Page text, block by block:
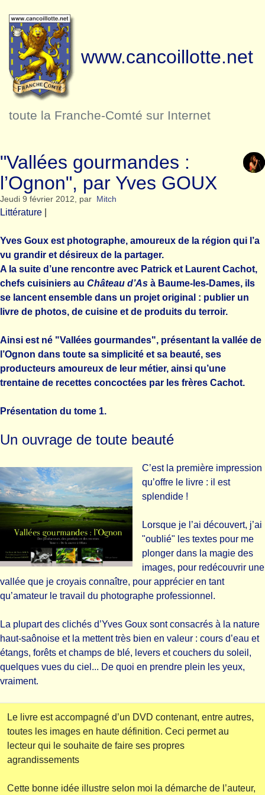
www.cancoillotte.net
toute la Franche-Comté sur Internet
"Vallées gourmandes :
l’Ognon", par Yves GOUX
Jeudi 9 février 2012, par Mitch
Littérature
Yves Goux est photographe, amoureux de la région qui l’a
vu grandir et désireux de la partager.
A la suite d’une rencontre avec Patrick et Laurent Cachot,
chefs cuisiniers au Château d’As à Baume-les-Dames, ils
se lancent ensemble dans un projet original : publier un
livre de photos, de cuisine et de produits du terroir.
Ainsi est né "Vallées gourmandes", présentant la vallée de
l’Ognon dans toute sa simplicité et sa beauté, ses
producteurs amoureux de leur métier, ainsi qu’une
trentaine de recettes concoctées par les frères Cachot.
Présentation du tome 1.
Un ouvrage de toute beauté
C’est la première impression
qu’offre le livre : il est
splendide !
Lorsque je l’ai découvert, j’ai
"oublié" les textes pour me
plonger dans la magie des
images, pour redécouvrir une
vallée que je croyais connaître, pour apprécier en tant
qu’amateur le travail du photographe professionnel.
La plupart des clichés d’Yves Goux sont consacrés à la nature
haut-saônoise et la mettent très bien en valeur : cours d’eau et
étangs, forêts et champs de blé, levers et couchers du soleil,
quelques vues du ciel... De quoi en prendre plein les yeux,
vraiment.
Le livre est accompagné d’un DVD contenant, entre autres,
toutes les images en haute définition. Ceci permet au
lecteur qui le souhaite de faire ses propres
agrandissements
Cette bonne idée illustre selon moi la démarche de l’auteur,